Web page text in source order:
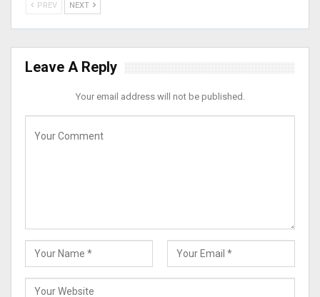
PREV NEXT
Leave A Reply
Your email address will not be published.